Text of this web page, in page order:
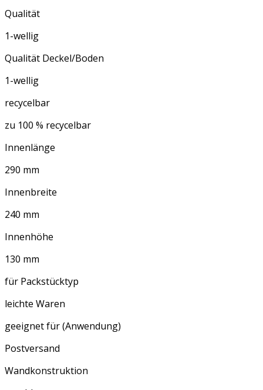
Qualität
1-wellig
Qualität Deckel/Boden
1-wellig
recycelbar
zu 100 % recycelbar
Innenlänge
290 mm
Innenbreite
240 mm
Innenhöhe
130 mm
für Packstücktyp
leichte Waren
geeignet für (Anwendung)
Postversand
Wandkonstruktion